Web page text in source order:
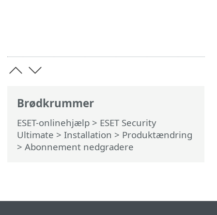
Brødkrummer
ESET-onlinehjælp > ESET Security
Ultimate > Installation > Produktændring
> Abonnement nedgradere